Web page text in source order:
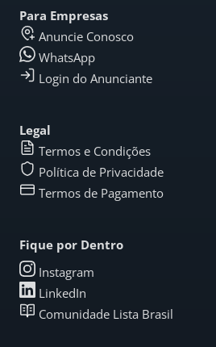
Para Empresas
Anuncie Conosco
WhatsApp
Login do Anunciante
Legal
Termos e Condições
Política de Privacidade
Termos de Pagamento
Fique por Dentro
Instagram
LinkedIn
Comunidade Lista Brasil